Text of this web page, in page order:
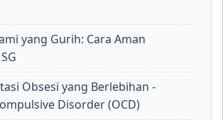
yang Gurih: Cara Aman
Obsesi yang Berlebihan -
Disorder (OCD)